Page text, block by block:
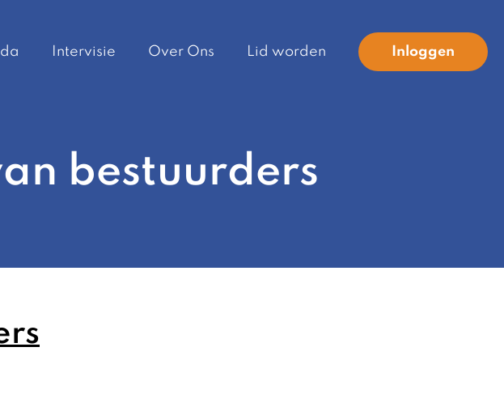
Intervisie Over Ons Lid worden Inloggen
bestuurders